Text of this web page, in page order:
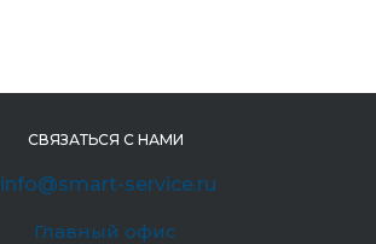
СВЯЗАТЬСЯ С НАМИ
info@smart-service.ru
Главный офис